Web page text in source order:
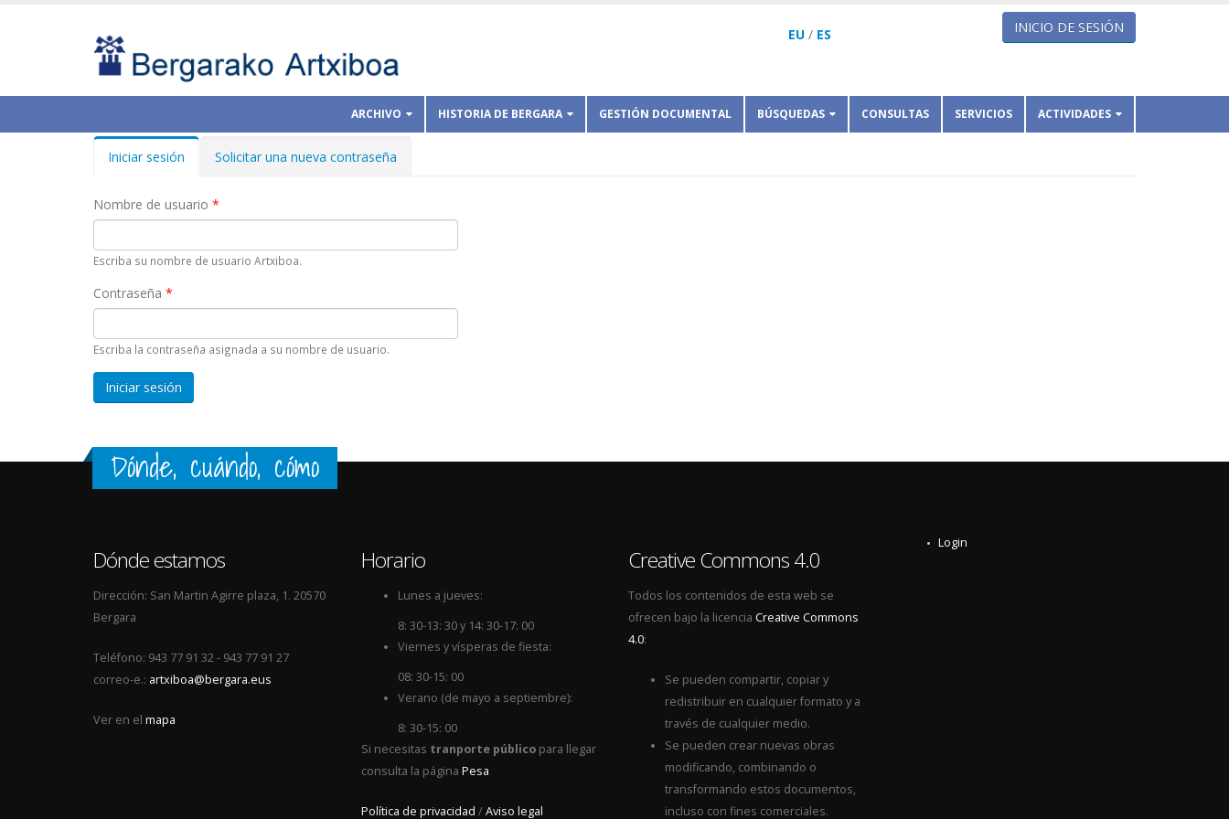
EU / ES INICIO DE SESIÓN
ARCHIVO HISTORIA DE BERGARA GESTIÓN DOCUMENTAL BÚSQUEDAS CONSULTAS SERVICIOS ACTIVIDADES
Solapas principales
Iniciar sesión (solapaSolicitar una nueva contraseña
Nombre de usuario *
Escriba su nombre de usuario Artxiboa.
Contraseña *
Escriba la contraseña asignada a su nombre de usuario.
Dónde, cuándo, cómo
Dónde estamos
Dirección: San Martin Agirre plaza, 1. 20570
Bergara
Teléfono: 943 77 91 32 - 943 77 91 27
correo-e.: artxiboa@bergara.eus
Ver en el mapa
Horario
Lunes a jueves:
8: 30-13: 30 y 14: 30-17: 00
Viernes y vísperas de fiesta:
08: 30-15: 00
Verano (de mayo a septiembre):
8: 30-15: 00
Si necesitas tranporte públicopara llegar
consulta la página Pesa
Política de privacidad /Aviso legal
Creative Commons 4.0
Todos los contenidos de esta web se
ofrecen bajo la licencia Creative Commons
4.0:
Se pueden compartir, copiar y
redistribuir en cualquier formato y a
través de cualquier medio.
Se pueden crear nuevas obras
modificando, combinando o
transformando estos documentos,
incluso con fines comerciales.
Login